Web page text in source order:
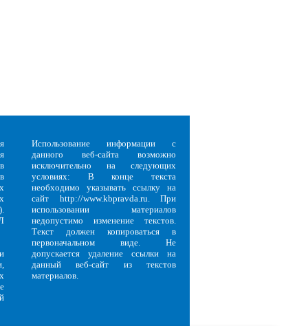
Использование информации с
данного веб-сайта возможно
исключительно на следующих
условиях: В конце текста
необходимо указывать ссылку на
сайт http://www.kbpravda.ru. При
использовании материалов
недопустимо изменение текстов.
Текст должен копироваться в
первоначальном виде. Не
допускается удаление ссылки на
данный веб-сайт из текстов
материалов.